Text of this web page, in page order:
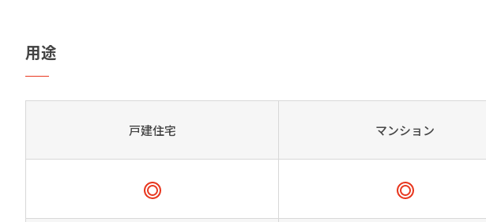
用途
戸建住宅 マンション